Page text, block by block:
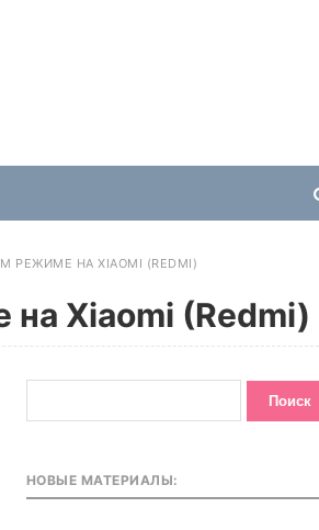
НА XIAOMI (REDMI)
Xiaomi (Redmi)
НОВЫЕ МАТЕРИАЛЫ: